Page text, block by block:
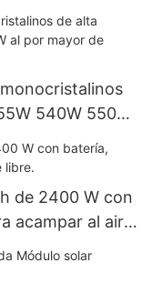
540W 550W
de 2400 W con
acampar al aire